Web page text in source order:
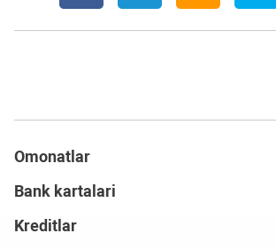
Omonatlar
Bank kartalari
Kreditlar